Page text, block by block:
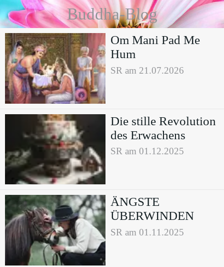
Buddha-Blog
Om Mani Pad Me
Hum
SR am 21.07.2026
Die stille Revolution
des Erwachens
SR am 01.12.2025
ÄNGSTE
ÜBERWINDEN
SR am 01.11.2025